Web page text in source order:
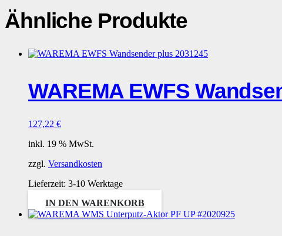
Ähnliche Produkte
WAREMA EWFS
127,22 €
inkl. 19 % MwSt.
zzgl. Versandkosten
Lieferzeit: 3-10 Werktage
IN DEN WARENKORB